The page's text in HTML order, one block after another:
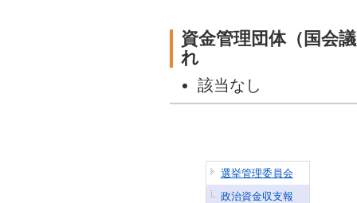
資金管理団体（国会
れ
該当なし
選挙管理委員会
政治資金収支報